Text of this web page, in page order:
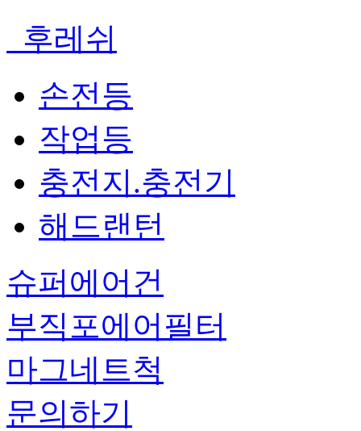
후레쉬
손전등
작업등
충전지.충전기
해드랜턴
슈퍼에어건
부직포에어필터
마그네트척
문의하기